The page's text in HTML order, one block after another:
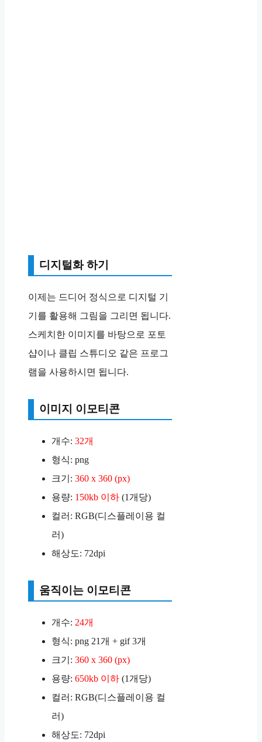
디지털화 하기
이제는 드디어 정식으로 디지털 기
기를 활용해 그림을 그리면 됩니다.
스케치한 이미지를 바탕으로 포토
샵이나 클립 스튜디오 같은 프로그
램을 사용하시면 됩니다.
이미지 이모티콘
개수: 32개
형식: png
크기: 360 x 360 (px)
용량: 150kb 이하 (1개당)
컬러: RGB(디스플레이용 컬
러)
해상도: 72dpi
움직이는 이모티콘
개수: 24개
형식: png 21개 + gif 3개
크기: 360 x 360 (px)
용량: 650kb 이하 (1개당)
컬러: RGB(디스플레이용 컬
러)
해상도: 72dpi